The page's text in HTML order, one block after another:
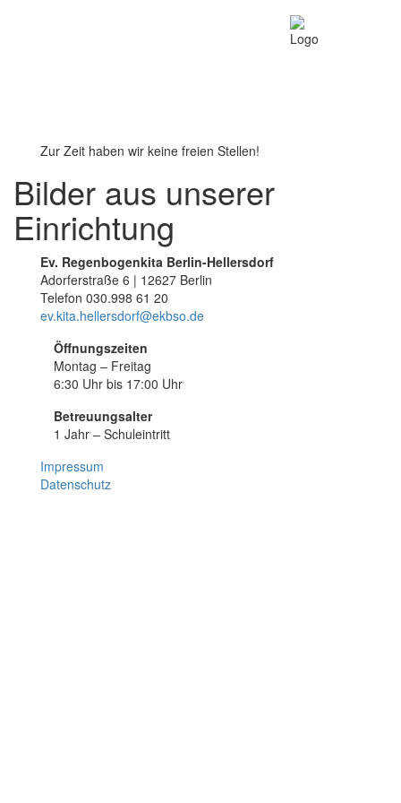
Zur Zeit haben wir keine freien Stellen!
Bilder aus unserer
Einrichtung
Ev. Regenbogenkita Berlin-Hellersdorf
Adorferstraße 6 | 12627 Berlin
Telefon 030.998 61 20
ev.kita.hellersdorf@ekbso.de
Öffnungszeiten
Montag – Freitag
6:30 Uhr bis 17:00 Uhr
Betreuungsalter
1 Jahr – Schuleintritt
Impressum
Datenschutz